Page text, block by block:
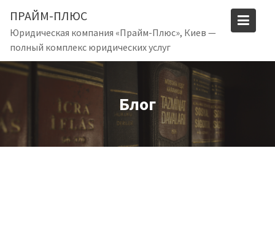
t
n
ПРАЙМ-ПЛЮС
Юридическая компания «Прайм-Плюс», Киев —
полный комплекс юридических услуг
Блог